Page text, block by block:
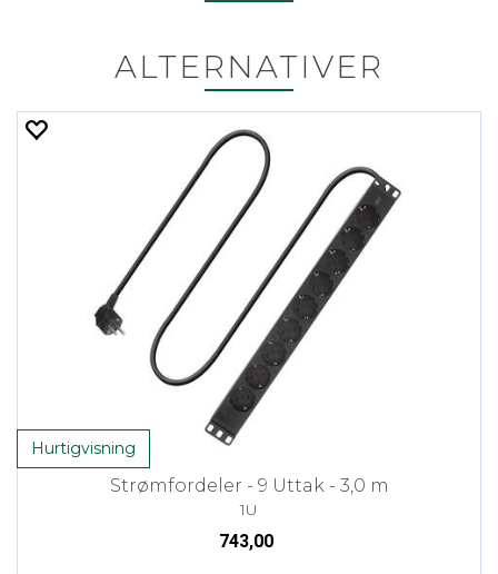
ALTERNATIVER
Hurtigvisning
Strømfordeler - 9 Uttak - 3,0 m
1U
743,00